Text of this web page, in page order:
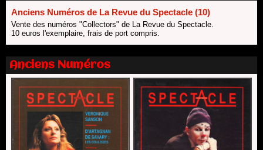
Les 10 lauréats du Fonds Grandes Formes Théâtre 2026
SACD
13/06/2026
Nomination de Nathalie Garraud et Olivier Saccomano à la
direction du Théâtre de Gennevilliers - CDN
13/06/2026
Dispositif SACD Auteurs d'espaces : les lauréats 2026
18/03/2026
Anciens Numéros de La Revue du Spectacle (10)
Vente des numéros "Collectors" de La Revue du Spectacle.
10 euros l'exemplaire, frais de port compris.
Anciens Numéros